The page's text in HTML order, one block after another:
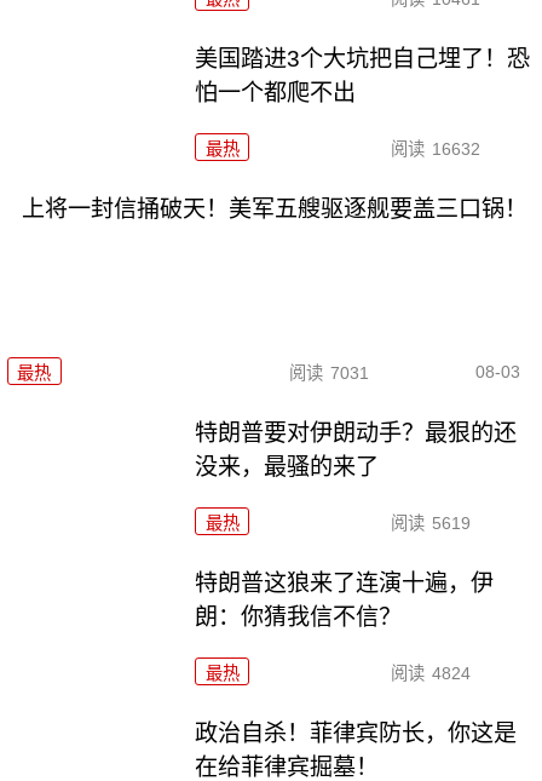
美国踏进3个大坑把自己埋了！恐
怕一个都爬不出
最热 阅读 16632
上将一封信捅破天！美军五艘驱逐舰要盖三口锅！
最热 阅读 7031 08-03
特朗普要对伊朗动手？最狠的还
没来，最骚的来了
最热 阅读 5619
特朗普这狼来了连演十遍，伊
朗：你猜我信不信？
最热 阅读 4824
政治自杀！菲律宾防长，你这是
在给菲律宾掘墓！